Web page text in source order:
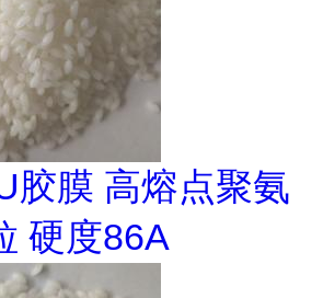
胶膜 高熔点聚氨
硬度86A